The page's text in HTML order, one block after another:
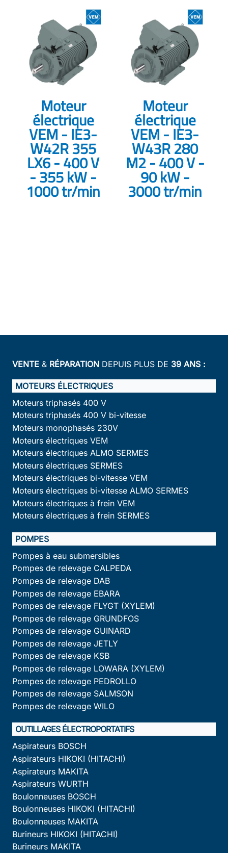
Moteur
électrique
VEM - IE3-
W42R 355
LX6 - 400 V
- 355 kW -
1000 tr/min
Moteur
électrique
VEM - IE3-
W43R 280
M2 - 400 V -
90 kW -
3000 tr/min
VENTE & RÉPARATION DEPUIS PLUS DE 39 ANS :
MOTEURS ÉLECTRIQUES
Moteurs triphasés 400 V
Moteurs triphasés 400 V bi-vitesse
Moteurs monophasés 230V
Moteurs électriques VEM
Moteurs électriques ALMO SERMES
Moteurs électriques SERMES
Moteurs électriques bi-vitesse VEM
Moteurs électriques bi-vitesse ALMO SERMES
Moteurs électriques à frein VEM
Moteurs électriques à frein SERMES
POMPES
Pompes à eau submersibles
Pompes de relevage CALPEDA
Pompes de relevage DAB
Pompes de relevage EBARA
Pompes de relevage FLYGT (XYLEM)
Pompes de relevage GRUNDFOS
Pompes de relevage GUINARD
Pompes de relevage JETLY
Pompes de relevage KSB
Pompes de relevage LOWARA (XYLEM)
Pompes de relevage PEDROLLO
Pompes de relevage SALMSON
Pompes de relevage WILO
OUTILLAGES ÉLECTROPORTATIFS
Aspirateurs BOSCH
Aspirateurs HIKOKI (HITACHI)
Aspirateurs MAKITA
Aspirateurs WURTH
Boulonneuses BOSCH
Boulonneuses HIKOKI (HITACHI)
Boulonneuses MAKITA
Burineurs HIKOKI (HITACHI)
Burineurs MAKITA